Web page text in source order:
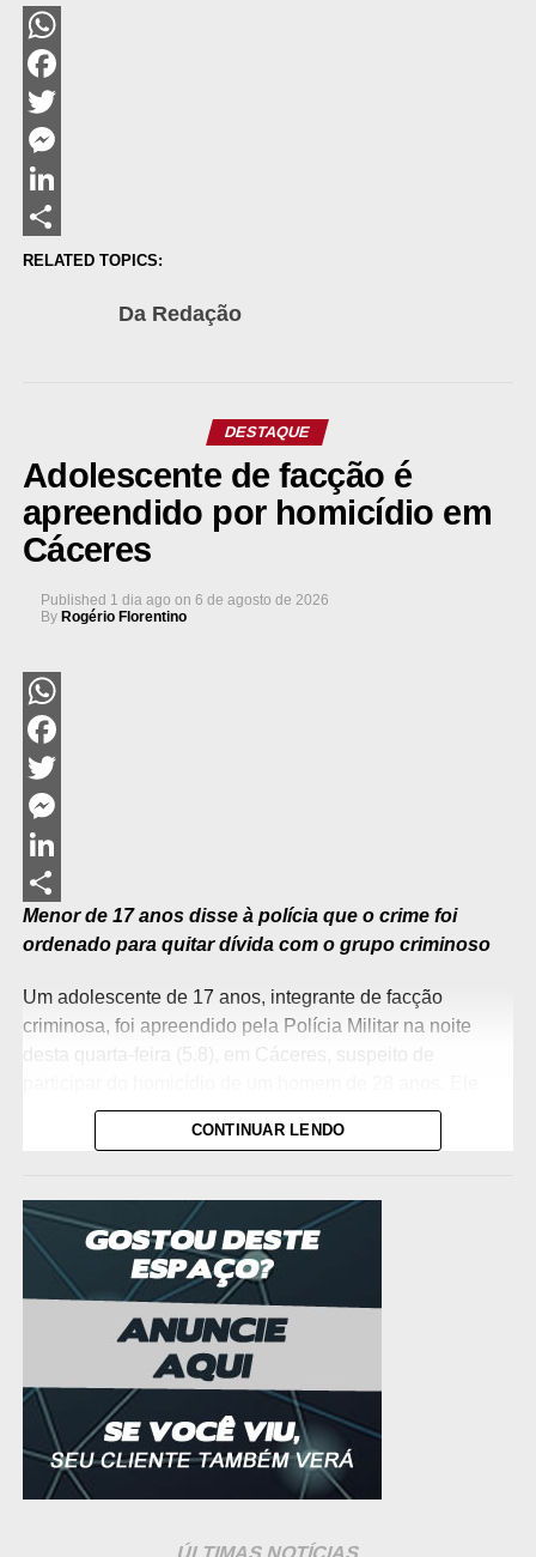
WhatsApp
Facebook
Twitter
Messenger
LinkedIn
Share
RELATED TOPICS:
Da Redação
DESTAQUE
Adolescente de facção é
apreendido por homicídio em
Cáceres
Published 1 dia ago on 6 de agosto de 2026
By Rogério Florentino
WhatsApp
Facebook
Twitter
Messenger
LinkedIn
Share
Menor de 17 anos disse à polícia que o crime foi
ordenado para quitar dívida com o grupo criminoso
Um adolescente de 17 anos, integrante de facção
criminosa, foi apreendido pela Polícia Militar na noite
desta quarta-feira (5.8), em Cáceres, suspeito de
confessou que o crime foi cometido a mando da
organização e portava uma pistola calibre .380 no
A ocorrência começou com uma denúncia sobre dois
homens em atitude suspeita circulando de motocicleta
pelo bairro Jardim Aeroporto. Quando a equipe chegou
ao local e tentou a abordagem, o passageiro fugiu. O
condutor foi detido.
Ainda durante a ação, o Centro Integrado de Operações
de Segurança Pública (Ciosp) comunicou aos policiais o
registro de um homicídio na região — e as informações
apontavam que os autores seriam justamente os dois
homens localizados pela equipe.
CONTINUAR LENDO
ÚLTIMAS NOTÍCIAS